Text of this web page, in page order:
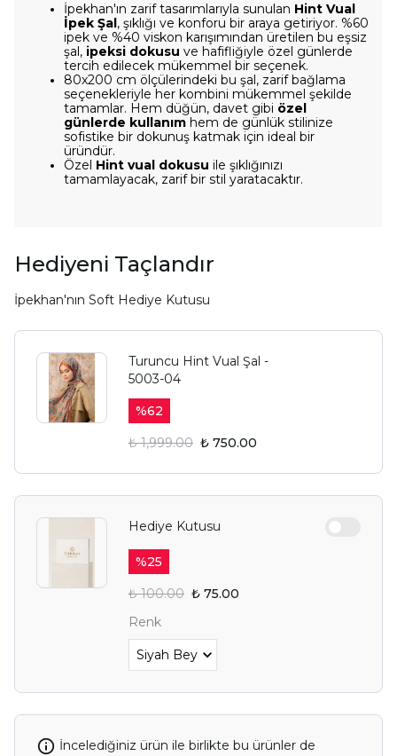
İpekhan'ın zarif tasarımlarıyla sunulan Hint Vual
İpek Şal, şıklığı ve konforu bir araya getiriyor. %60
ipek ve %40 viskon karışımından üretilen bu eşsiz
şal, ipeksi dokusu ve hafifliğiyle özel günlerde
tercih edilecek mükemmel bir seçenek.
80x200 cm ölçülerindeki bu şal, zarif bağlama
seçenekleriyle her kombini mükemmel şekilde
tamamlar. Hem düğün, davet gibi özel
günlerde kullanım hem de günlük stilinize
sofistike bir dokunuş katmak için ideal bir
üründür.
Özel Hint vual dokusu ile şıklığınızı
tamamlayacak, zarif bir stil yaratacaktır.
Hediyeni Taçlandır
İpekhan'nın Soft Hediye Kutusu
Turuncu Hint Vual Şal -
5003-04
%62
₺ 1,999.00 ₺ 750.00
Hediye Kutusu
%25
₺ 100.00 ₺ 75.00
Renk
İncelediğiniz ürün ile birlikte bu ürünler de